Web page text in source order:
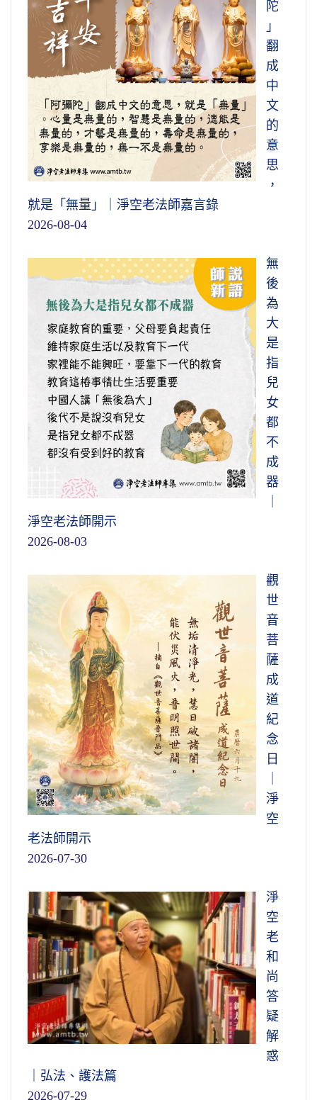
陀
」
翻
成
中
文
的
意
思
，
就是「無量」｜淨空老法師嘉言錄
2026-08-04
無
後
為
大
是
指
兒
女
都
不
成
器
淨空老法師開示
2026-08-03
觀
世
音
菩
薩
成
道
紀
念
日
淨
空
老法師開示
2026-07-30
淨
空
老
和
尚
答
疑
解
惑
｜弘法、護法篇
2026-07-29